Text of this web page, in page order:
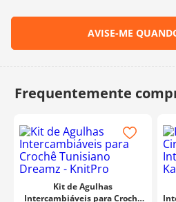
Kit de Agulhas
Intercambiáveis para Crochê